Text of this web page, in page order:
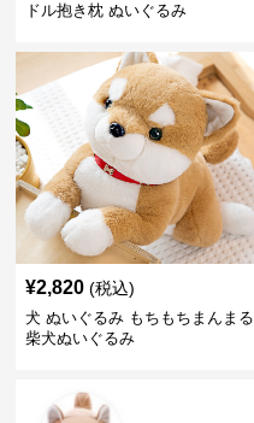
ドル抱き枕 ぬいぐるみ
¥2,820 (税込)
犬 ぬいぐるみ もちもちまんまる
柴犬ぬいぐるみ